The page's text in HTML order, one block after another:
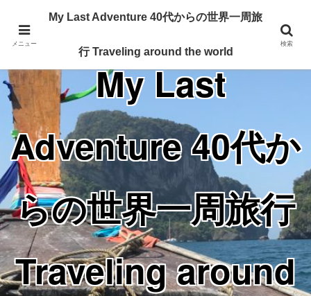
Traveling around the world from my 40's
My Last
Adventure 40代か
らの世界一周旅行
Traveling around
メニュー
My Last Adventure 40代からの世界一周旅
行 Traveling around the world
検索